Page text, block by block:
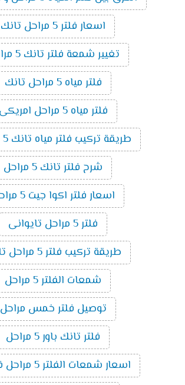
اسعار فلتر 5 مراحل تانك
تغيير شمعة فلتر تانك 5 مراحل
فلتر مياه 5 مراحل تانك
فلتر مياه 5 مراحل امريكى
طريقة تركيب فلتر مياه تانك 5 مراحل
شرح فلتر تانك 5 مراحل
اسعار فلتر اكوا جيت 5 مراحل
فلتر 5 مراحل تايوانى
طريقة تركيب فلتر 5 مراحل تانك
شمعات الفلتر 5 مراحل
توصيل فلتر خمس مراحل
فلتر تانك باور 5 مراحل
اسعار شمعات الفلتر 5 مراحل فريش